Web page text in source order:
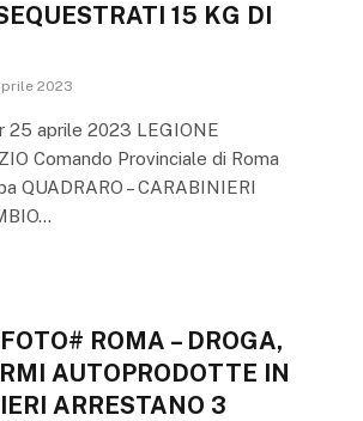
15 KG DI
2023
25 aprile 2023 LEGIONE
Comando Provinciale di Roma
QUADRARO – CARABINIERI
ROMA – DROGA,
AUTOPRODOTTE IN
ARRESTANO 3